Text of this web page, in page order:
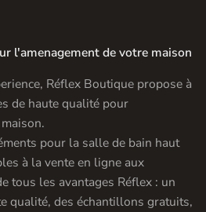
l'amenagement de votre maison
Réflex Boutique propose à
de haute qualité pour
pour la salle de bain haut
à la vente en ligne aux
tous les avantages Réflex : un
qualité, des échantillons gratuits,